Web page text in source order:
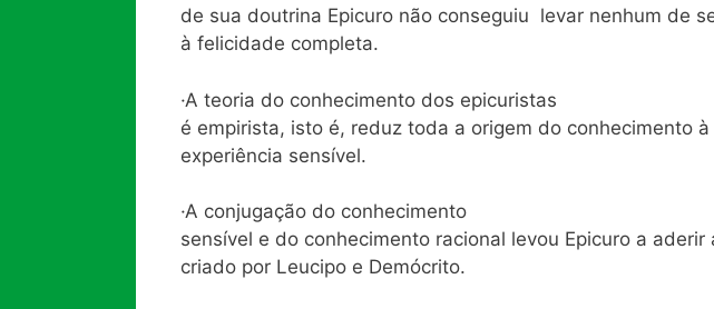
de sua doutrina Epicuro não conseguiu levar nenhum de
à felicidade completa.
·A teoria do conhecimento dos epicuristas
é empirista, isto é, reduz toda a origem do conhecimento à
experiência sensível.
·A conjugação do conhecimento
sensível e do conhecimento racional levou Epicuro a aderir
criado por Leucipo e Demócrito.